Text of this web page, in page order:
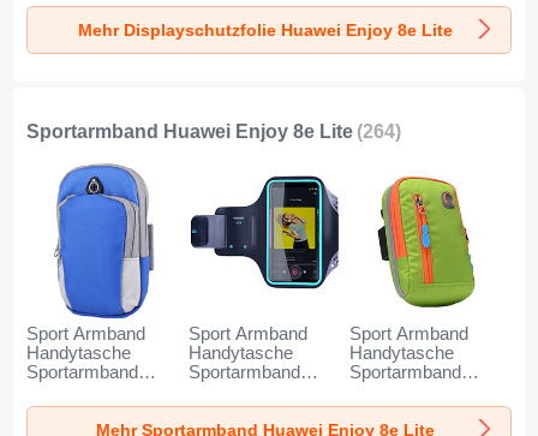
Glasfolie Skins
zum Aufkleben
Panzerglas für
Gehärtetes Glas
Glasfolie Skins
zum Aufkleben
Mehr Displayschutzfolie Huawei Enjoy 8e Lite
Sportarmband Huawei Enjoy 8e Lite (264)
Sport Armband
Handytasche
Sportarmband
Universal A11 für
Huawei Enjoy 8e
Sport Armband
Handytasche
Sportarmband
Universal G03 für
Huawei Enjoy 8e
Sport Armband
Handytasche
Sportarmband
Universal A10 für
Huawei Enjoy 8e
Mehr Sportarmband Huawei Enjoy 8e Lite